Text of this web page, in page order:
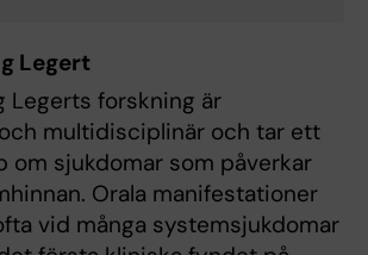
Legert
Legerts forskning är
multidisciplinär och tar ett
om sjukdomar som påverkar
Orala manifestationer
vid många systemsjukdomar